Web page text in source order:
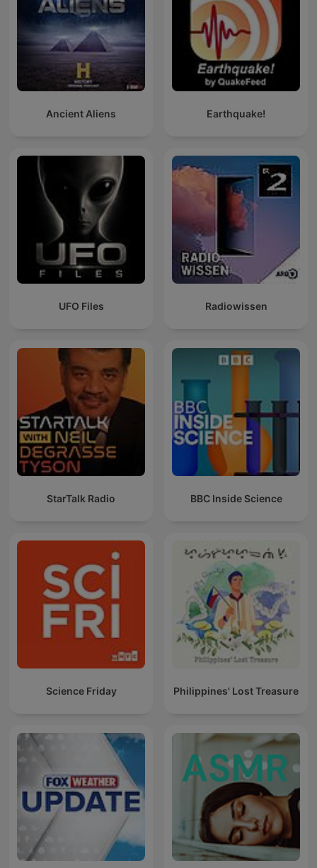
Ancient Aliens Earthquake!
UFO Files Radiowissen
StarTalk Radio BBC Inside Science
Science Friday Philippines' Lost Treasure